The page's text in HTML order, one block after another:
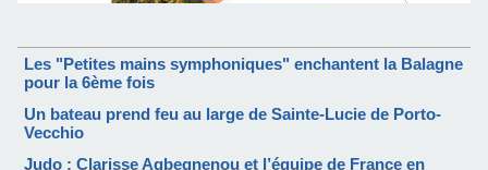
Les "Petites mains symphoniques" enchantent la Balagne
pour la 6ème fois
Un bateau prend feu au large de Sainte-Lucie de Porto-
Vecchio
Judo : Clarisse Agbegnenou et l’équipe de France en